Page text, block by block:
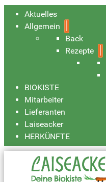
Aktuelles
Allgemein
Back
Rezepte
BIOKISTE
Mitarbeiter
Lieferanten
Laiseacker
HERKÜNFTE